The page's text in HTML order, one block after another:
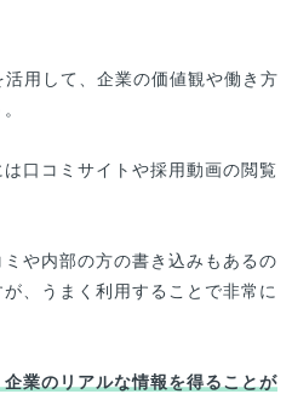
用して、企業の価値観や働き方
口コミサイトや採用動画の閲覧
や内部の方の書き込みもあるの
、うまく利用することで非常に
業のリアルな情報を得ることが